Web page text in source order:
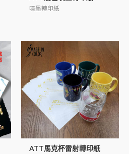
噴墨轉印紙
ATT馬克杯雷射轉印紙